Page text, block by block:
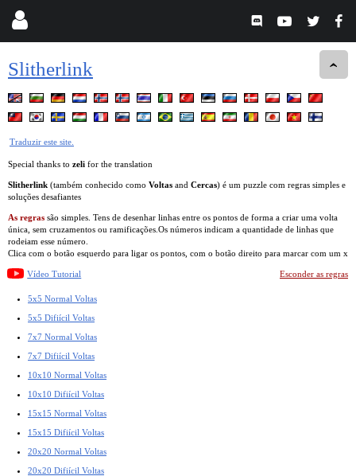
Slitherlink
Traduzir este site.
Special thanks to zeli for the translation
Slitherlink (também conhecido como Voltas and Cercas) é um puzzle com regras simples e
soluções desafiantes
As regras são simples. Tens de desenhar linhas entre os pontos de forma a criar uma volta
única, sem cruzamentos ou ramificações.Os números indicam a quantidade de linhas que
rodeiam esse número.
Clica com o botão esquerdo para ligar os pontos, com o botão direito para marcar com um x
Vídeo Tutorial Esconder as regras
5x5 Normal Voltas
5x5 Difiícil Voltas
7x7 Normal Voltas
7x7 Difiícil Voltas
10x10 Normal Voltas
10x10 Difiícil Voltas
15x15 Normal Voltas
15x15 Difiícil Voltas
20x20 Normal Voltas
20x20 Difiícil Voltas